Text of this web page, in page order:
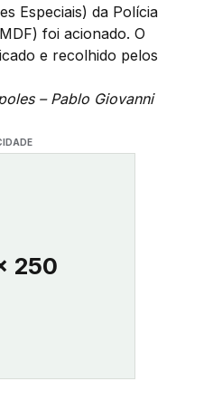
Especiais) da Polícia
foi acionado. O
e recolhido pelos
– Pablo Giovanni
250